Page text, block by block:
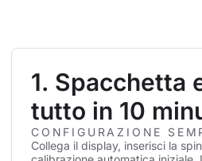
1. Spacchetta
tutto in 10
CONFIGURAZIONE
Collega il display, inserisci la